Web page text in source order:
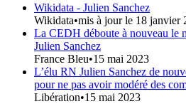
Wikidata - Julien Sanchez
Wikidata•mis à jour le 18 janvier
La CEDH déboute à nouveau le
Julien Sanchez
France Bleu•15 mai 2023
L’élu RN Julien Sanchez de
pour ne pas avoir modéré des
Libération•15 mai 2023